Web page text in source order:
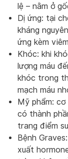
lệ – nằm ở
Dị ứng: tại
kháng
ứng kèm
Khóc: khi
lượng máu
khóc trong
mạch máu
Mỹ phẩm:
có thành
trang điểm
Bệnh
xuất